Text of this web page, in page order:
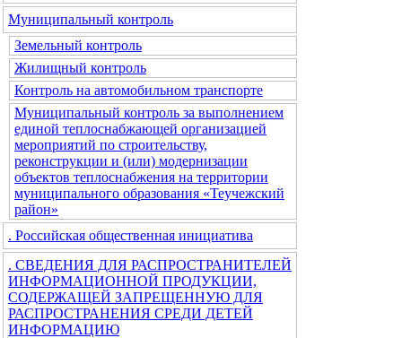
Муниципальный контроль
Земельный контроль
Жилищный контроль
Контроль на автомобильном транспорте
Муниципальный контроль за выполнением
единой теплоснабжающей организацией
мероприятий по строительству,
реконструкции и (или) модернизации
объектов теплоснабжения на территории
муниципального образования «Теучежский
район»
. Российская общественная инициатива
. СВЕДЕНИЯ ДЛЯ РАСПРОСТРАНИТЕЛЕЙ
ИНФОРМАЦИОННОЙ ПРОДУКЦИИ,
СОДЕРЖАЩЕЙ ЗАПРЕЩЕННУЮ ДЛЯ
РАСПРОСТРАНЕНИЯ СРЕДИ ДЕТЕЙ
ИНФОРМАЦИЮ